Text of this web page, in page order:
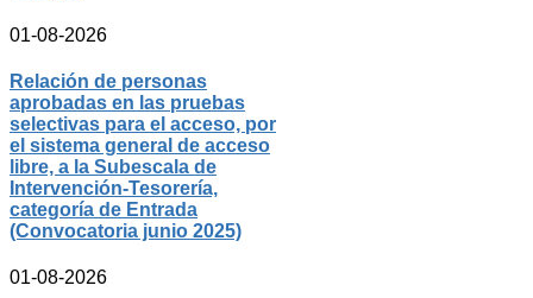
01-08-2026
Relación de personas
aprobadas en las pruebas
selectivas para el acceso, por
el sistema general de acceso
libre, a la Subescala de
Intervención-Tesorería,
categoría de Entrada
(Convocatoria junio 2025)
01-08-2026